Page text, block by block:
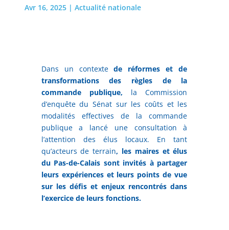
Avr 16, 2025| Actualité nationale
Dans un contextede réformes et de
transformations des règles de la
commande publique, la Commission
d’enquête du Sénat sur les coûts et les
modalités effectives de la commande
publique a lancé une consultation à
l’attention des élus locaux. En tant
qu’acteurs de terrain, les maires et élus
du Pas-de-Calais sont invités à partager
leurs expériences et leurs points de vue
sur les défis et enjeux rencontrés dans
l’exercice de leurs fonctions.